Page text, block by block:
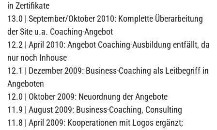
in Zertifikate
13.0 | September/Oktober 2010: Komplette Überarbeitung
der Site u.a. Coaching-Angebot
12.2 | April 2010: Angebot Coaching-Ausbildung entfällt, da
nur noch Inhouse
12.1 | Dezember 2009: Business-Coaching als Leitbegriff in
Angeboten
12.0 | Oktober 2009: Neuordnung der Angebote
11.9 | August 2009: Business-Coaching, Consulting
11.8 | April 2009: Kooperationen mit Logos ergänzt;